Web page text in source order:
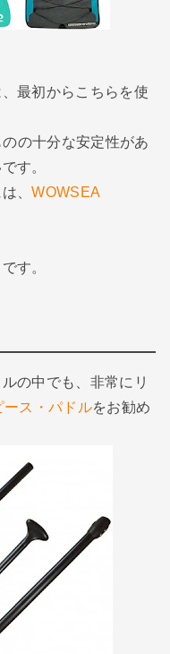
最初からこちらを使
の十分な安定性があ
す。
、WOWSEA
す。
の中でも、非常にリ
ス・パドルをお勧め